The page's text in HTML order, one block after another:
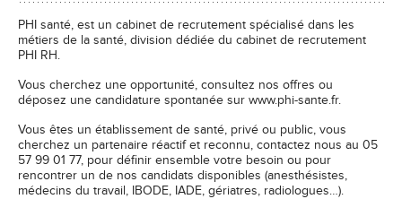
PHI santé, est un cabinet de recrutement spécialisé dans les
métiers de la santé, division dédiée du cabinet de recrutement
PHI RH.
Vous cherchez une opportunité, consultez nos offres ou
déposez une candidature spontanée sur www.phi-sante.fr.
Vous êtes un établissement de santé, privé ou public, vous
cherchez un partenaire réactif et reconnu, contactez nous au 05
57 99 01 77, pour définir ensemble votre besoin ou pour
rencontrer un de nos candidats disponibles (anesthésistes,
médecins du travail, IBODE, IADE, gériatres, radiologues…).